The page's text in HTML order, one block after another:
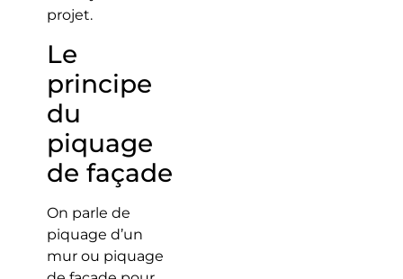
projet.
Le
principe
du
piquage
de façade
On parle de
piquage d’un
mur ou piquage